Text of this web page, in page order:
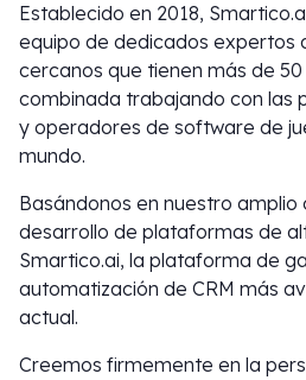
Establecido en 2018,
equipo de dedicados expertos
cercanos que tienen más de
combinada trabajando con las
y operadores de software de
mundo.
Basándonos en nuestro amplio
desarrollo de plataformas de
Smartico.ai, la plataforma de
automatización de CRM más
actual.
Creemos firmemente en la